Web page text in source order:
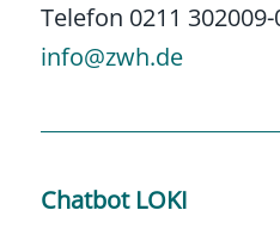
Telefon 0211 302009-
info@zwh.de
Chatbot LOKI